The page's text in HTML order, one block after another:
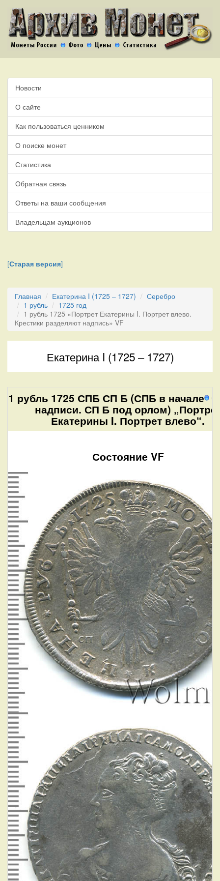
Новости
О сайте
Как пользоваться ценником
О поиске монет
Статистика
Обратная связь
Ответы на ваши сообщения
Владельцам аукционов
[Старая версия]
Главная Екатерина I (1725 – 1727)
Серебро
1 рубль
1725 год
1 рубль 1725 «Портрет Екатерины I. Портрет влево.
Крестики разделяют надпись» VF
Екатерина I (1725 – 1727)
0
1 рубль 1725 СПБ СП Б (СПБ в начале
надписи. СП Б под орлом)
Екатерины I. Портрет влево“.
Состояние VF